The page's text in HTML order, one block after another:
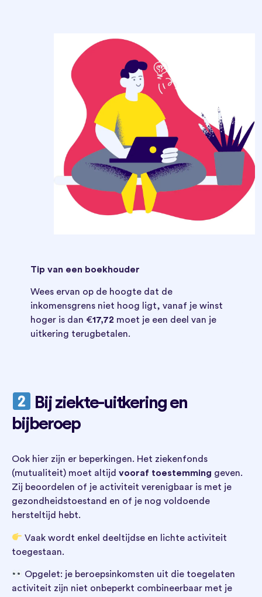
Tip van een boekhouder
Wees ervan op de hoogte dat de
inkomensgrens niet hoog ligt, vanaf je winst
hoger is dan €17,72 moet je een deel van je
uitkering terugbetalen.
Bij ziekte-uitkering en
bijberoep
Ook hier zijn er beperkingen. Het ziekenfonds
(mutualiteit) moet altijd vooraf toestemming geven.
Zij beoordelen of je activiteit verenigbaar is met je
gezondheidstoestand en of je nog voldoende
hersteltijd hebt.
Vaak wordt enkel deeltijdse en lichte activiteit
toegestaan.
Opgelet: je beroepsinkomsten uit die toegelaten
activiteit zijn niet onbeperkt combineerbaar met je